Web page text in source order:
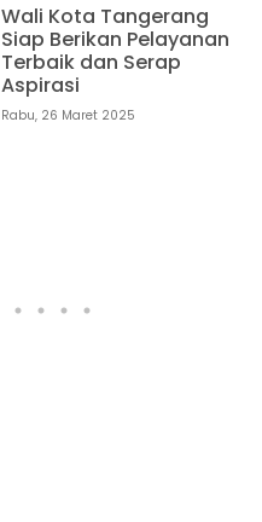
Wali Kota Tangerang
Siap Berikan Pelayanan
Terbaik dan Serap
Aspirasi
Rabu, 26 Maret 2025